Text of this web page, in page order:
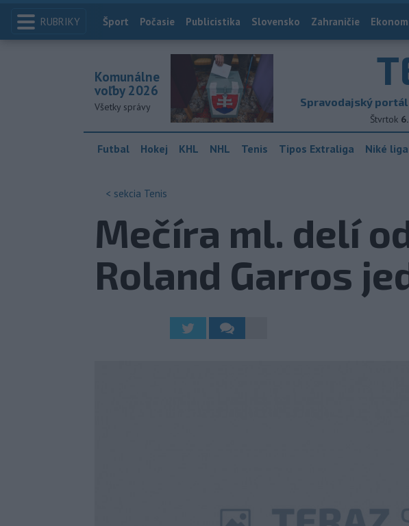
RUBRIKY Index
Šport Počasie Publicistika Slovensko Zahraničie
Spravodajský
Štvrtok
Komunálne
voľby 2026
Všetky správy
Futbal Hokej KHL NHL Tenis Tipos Extraliga Niké liga
< sekcia Tenis
Mečíra ml. delí
Roland Garros